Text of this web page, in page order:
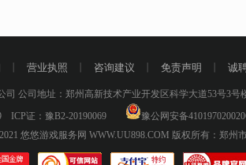
营业执照 咨询建议 免责声明 诚
司 公司地址：郑州高新技术产业开发区科学大道53号3号
ICP证： 豫B2-20190069
豫公网安备
悠悠游戏服务网 WWW.UU898.COM 版权所有：郑州